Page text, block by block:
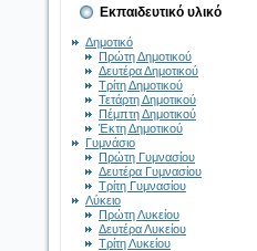
Εκπαιδευτικό υλικό
Δημοτικό
Πρώτη Δημοτικού
Δευτέρα Δημοτικού
Τρίτη Δημοτικού
Τετάρτη Δημοτικού
Πέμπτη Δημοτικού
Έκτη Δημοτικού
Γυμνάσιο
Πρώτη Γυμνασίου
Δευτέρα Γυμνασίου
Τρίτη Γυμνασίου
Λύκειο
Πρώτη Λυκείου
Δευτέρα Λυκείου
Τρίτη Λυκείου